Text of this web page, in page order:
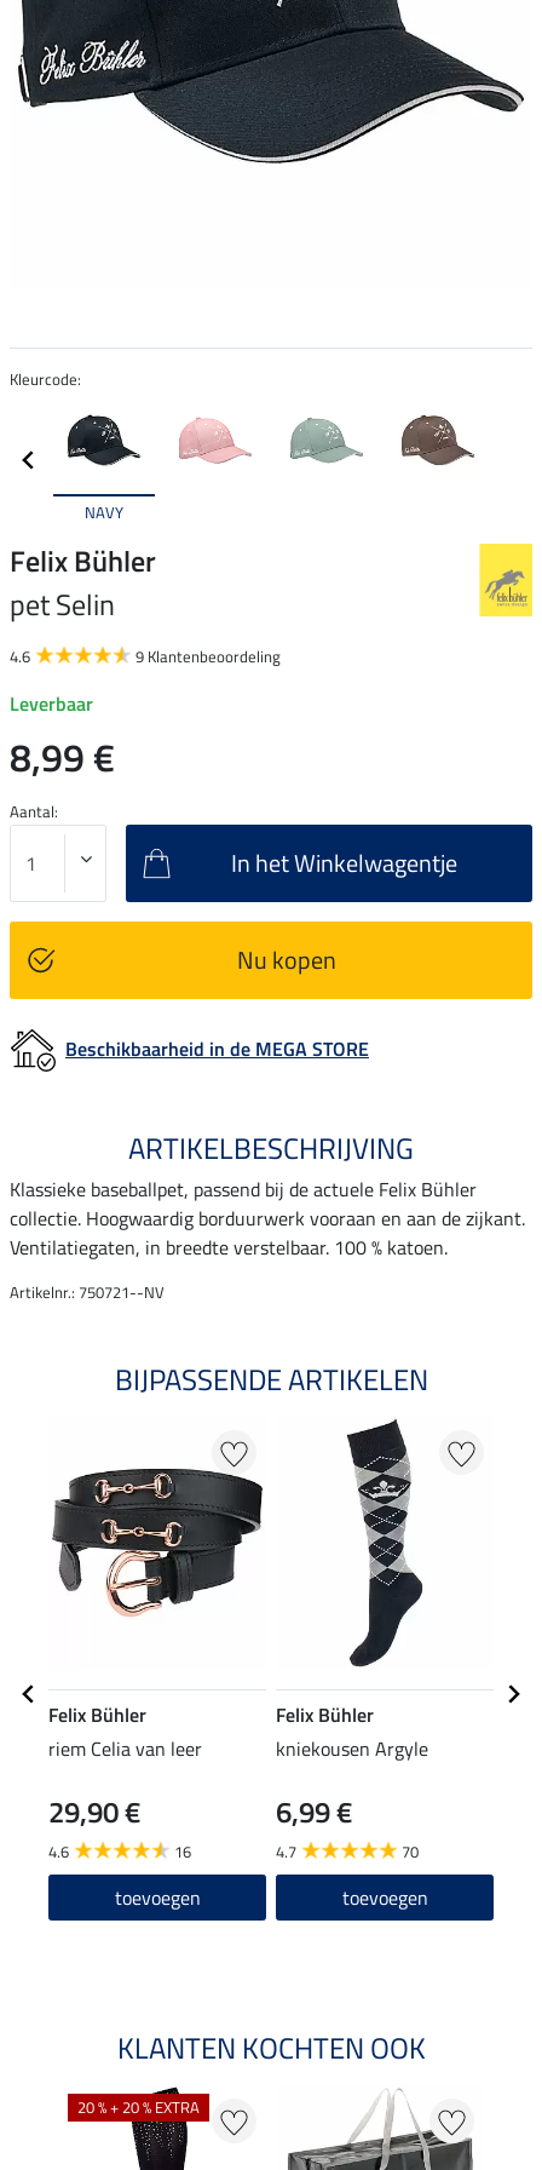
Kleurcode:
NAVY
Felix Bühler
pet Selin
4.6 9 Klantenbeoordeling
Leverbaar
8,99 €
Aantal:
In het Winkelwagentje
Nu kopen
Beschikbaarheid in de MEGA STORE
ARTIKELBESCHRIJVING
Klassieke baseballpet, passend bij de actuele Felix Bühler
collectie. Hoogwaardig borduurwerk vooraan en aan de zijkant.
Ventilatiegaten, in breedte verstelbaar. 100 % katoen.
Artikelnr.: 750721--NV
BIJPASSENDE ARTIKELEN
Felix Bühler
riem Celia van leer
29,90 €
4.6 16
toevoegen
Felix Bühler
kniekousen Argyle
6,99 €
4.7 70
toevoegen
KLANTEN KOCHTEN OOK
20 % + 20 % EXTRA